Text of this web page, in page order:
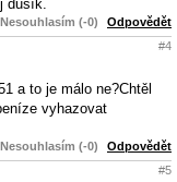
dusík.
Nesouhlasím (-0) Odpovědět
#4
a to je málo ne?Chtěl
vyhazovat
Nesouhlasím (-0) Odpovědět
#5